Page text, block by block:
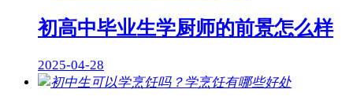
初高中毕业生学厨师的前景怎么样
2025-04-28